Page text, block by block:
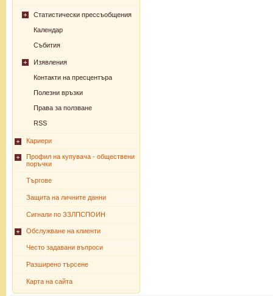
Статистически прессъобщения
Календар
Събития
Изявления
Контакти на пресцентъра
Полезни връзки
Права за ползване
RSS
Кариери
Профил на купувача - обществени
поръчки
Търгове
Защита на личните данни
Сигнали по ЗЗЛПСПОИН
Обслужване на клиенти
Често задавани въпроси
Разширено търсене
Карта на сайта